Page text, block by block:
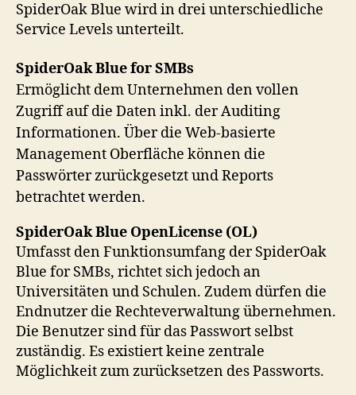
SpiderOak Blue wird in drei unterschiedliche
Service Levels unterteilt.
SpiderOak Blue for SMBs
Ermöglicht dem Unternehmen den vollen
Zugriff auf die Daten inkl. der Auditing
Informationen. Über die Web-basierte
Management Oberfläche können die
Passwörter zurückgesetzt und Reports
betrachtet werden.
SpiderOak Blue OpenLicense (OL)
Umfasst den Funktionsumfang der SpiderOak
Blue for SMBs, richtet sich jedoch an
Universitäten und Schulen. Zudem dürfen die
Endnutzer die Rechteverwaltung übernehmen.
Die Benutzer sind für das Passwort selbst
zuständig. Es existiert keine zentrale
Möglichkeit zum zurücksetzen des Passworts.